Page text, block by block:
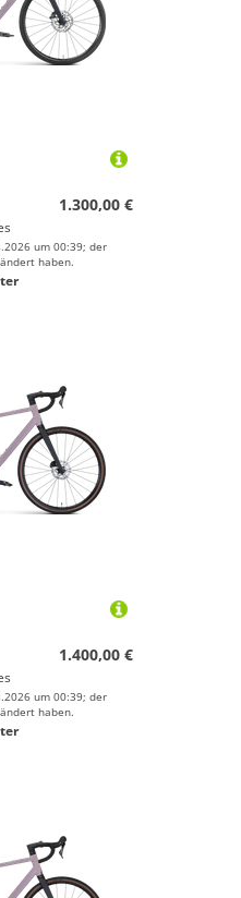
1.300,00 €
um 00:39; der
haben.
1.400,00 €
um 00:39; der
haben.